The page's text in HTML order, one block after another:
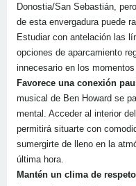
Donostia/San Sebastián,
de esta envergadura puede
Estudiar con antelación las
opciones de aparcamiento
innecesario en los
Favorece una conexión
musical de Ben Howard se
mental. Acceder al interior
permitirá situarte con
sumergirte de lleno en la
última hora.
Mantén un clima de